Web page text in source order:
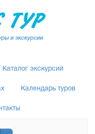
Каталог экскурсий
Календарь туров